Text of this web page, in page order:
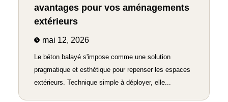
avantages pour vos aménagements
extérieurs
mai 12, 2026
Le béton balayé s'impose comme une solution
pragmatique et esthétique pour repenser les espaces
extérieurs. Technique simple à déployer, elle...